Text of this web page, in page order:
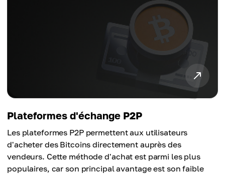
Plateformes d'échange P2P
Les plateformes P2P permettent aux utilisateurs
d'acheter des Bitcoins directement auprès des
vendeurs. Cette méthode d'achat est parmi les plus
populaires, car son principal avantage est son faible